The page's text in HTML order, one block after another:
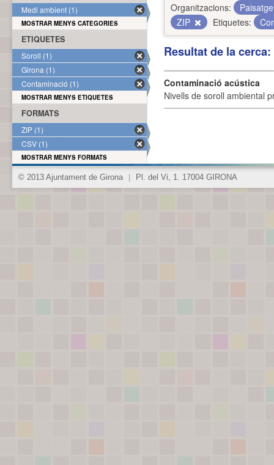
Organitzacions:
ZIP
Etiquetes:
Resultat de la
Contaminació acústica
Nivells de soroll ambiental
Medi ambient (1)
MOSTRAR MENYS CATEGORIES
ETIQUETES
Soroll (1)
Girona (1)
Contaminació (1)
MOSTRAR MENYS ETIQUETES
FORMATS
ZIP (1)
CSV (1)
MOSTRAR MENYS FORMATS
© 2013 Ajuntament de Girona Pl. del Vi, 1. 17004 GIRONA